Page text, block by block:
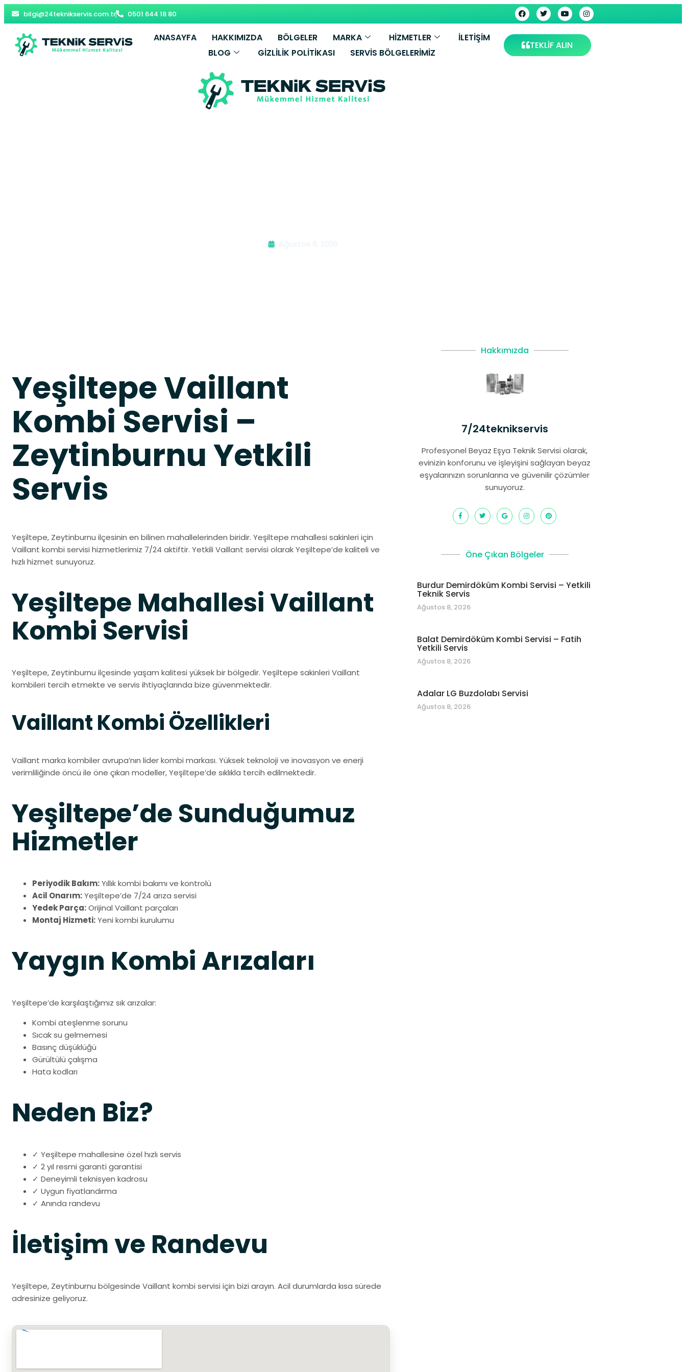
bilgi@24teknikservis.com.tr 0501 644 18 80
ANASAYFA HAKKIMIZDA BÖLGELER MARKA HİZMETLER
İLETIŞIM
BLOG
GIZLILIK POLITIKASI SERVIS BÖLGELERIMIZ
TEKLİF ALIN
Ağustos 8, 2026
Yeşiltepe Vaillant
Kombi Servisi –
Zeytinburnu Yetkili
Servis
Yeşiltepe, Zeytinburnu ilçesinin en bilinen mahallelerinden biridir. Yeşiltepe mahallesi sakinleri için
Vaillant kombi servisi hizmetlerimiz 7/24 aktiftir. Yetkili Vaillant servisi olarak Yeşiltepe’de kaliteli ve
hızlı hizmet sunuyoruz.
Yeşiltepe Mahallesi Vaillant
Kombi Servisi
Yeşiltepe, Zeytinburnu ilçesinde yaşam kalitesi yüksek bir bölgedir. Yeşiltepe sakinleri Vaillant
kombileri tercih etmekte ve servis ihtiyaçlarında bize güvenmektedir.
Vaillant Kombi Özellikleri
Vaillant marka kombiler avrupa’nın lider kombi markası. Yüksek teknoloji ve inovasyon ve enerji
verimliliğinde öncü ile öne çıkan modeller, Yeşiltepe’de sıklıkla tercih edilmektedir.
Yeşiltepe’de Sunduğumuz
Hizmetler
Periyodik Bakım:Yıllık kombi bakımı ve kontrolü
Acil Onarım:Yeşiltepe’de 7/24 arıza servisi
Yedek Parça:Orijinal Vaillant parçaları
Montaj Hizmeti:Yeni kombi kurulumu
Yaygın Kombi Arızaları
Yeşiltepe’de karşılaştığımız sık arızalar:
Kombi ateşlenme sorunu
Sıcak su gelmemesi
Basınç düşüklüğü
Gürültülü çalışma
Hata kodları
Neden Biz?
✓ Yeşiltepe mahallesine özel hızlı servis
✓ 2 yıl resmi garanti garantisi
✓ Deneyimli teknisyen kadrosu
✓ Uygun fiyatlandırma
✓ Anında randevu
İletişim ve Randevu
Yeşiltepe, Zeytinburnu bölgesinde Vaillant kombi servisi için bizi arayın. Acil durumlarda kısa sürede
adresinize geliyoruz.
Hakkımızda
7/24teknikservis
Profesyonel Beyaz Eşya Teknik Servisi olarak,
evinizin konforunu ve işleyişini sağlayan beyaz
eşyalarınızın sorunlarına ve güvenilir çözümler
sunuyoruz.
Öne Çıkan Bölgeler
Burdur Demirdöküm Kombi Servisi – Yetkili
Teknik Servis
Ağustos 8, 2026
Balat Demirdöküm Kombi Servisi – Fatih
Yetkili Servis
Ağustos 8, 2026
Adalar LG Buzdolabı Servisi
Ağustos 8, 2026